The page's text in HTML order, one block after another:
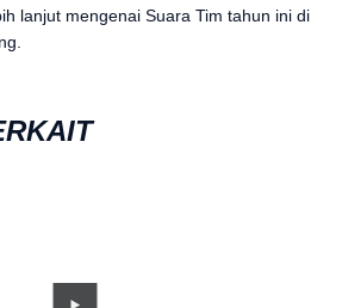
lanjut mengenai Suara Tim tahun ini di